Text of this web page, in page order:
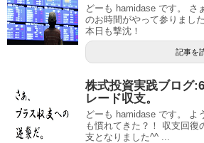
どーも hamidase です。 さ
のお時間がやって参りまし
本日も撃沈！
記事を
株式投資実践ブログ
レード収支。
どーも hamidase です。 よ
も慣れてきた？！ 収支回復
支となりました^^ ...